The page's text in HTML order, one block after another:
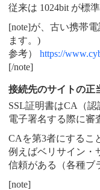
従来は 1024bit が標
[note]が、古い携帯
ます。)
参考） https://
[/note]
接続先のサイトの正
SSL証明書はCA（認
電子署名する際に審
CAを第3者にするこ
例えばベリサイン・
信頼がある（各種ブ
[note]